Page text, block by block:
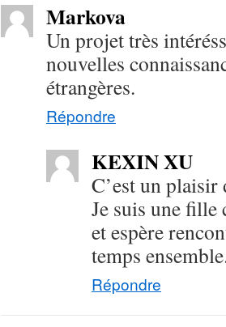
Markova
Un projet très
nouvelles
étrangères.
Répondre
KEXIN XU
C’est un plaisir
Je suis une fille
et espère
temps
Répondre